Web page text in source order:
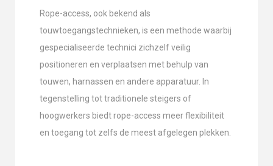
Rope-access, ook bekend als
touwtoegangstechnieken, is een methode waarbij
gespecialiseerde technici zichzelf veilig
positioneren en verplaatsen met behulp van
touwen, harnassen en andere apparatuur. In
tegenstelling tot traditionele steigers of
hoogwerkers biedt rope-access meer flexibiliteit
en toegang tot zelfs de meest afgelegen plekken.